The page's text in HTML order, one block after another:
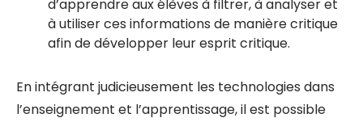
d’apprendre aux élèves à filtrer, à analyser et
à utiliser ces informations de manière critique
afin de développer leur esprit critique.
En intégrant judicieusement les technologies dans
l’enseignement et l’apprentissage, il est possible